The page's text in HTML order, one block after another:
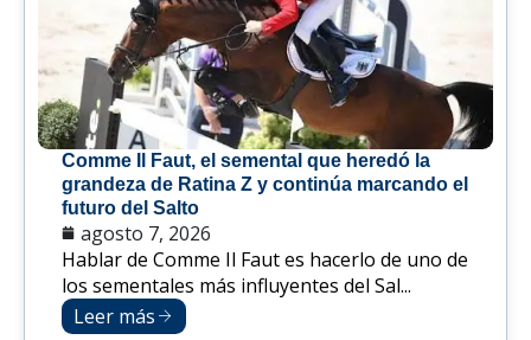
Comme Il Faut, el semental que heredó la
grandeza de Ratina Z y continúa marcando el
futuro del Salto
agosto 7, 2026
Hablar de Comme Il Faut es hacerlo de uno de
los sementales más influyentes del Sal...
Leer más